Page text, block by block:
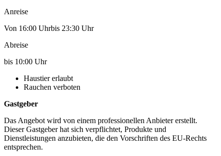
Anreise
Von 16:00 Uhrbis 23:30 Uhr
Abreise
bis 10:00 Uhr
Haustier erlaubt
Rauchen verboten
Gastgeber
Das Angebot wird von einem professionellen Anbieter erstellt.
Dieser Gastgeber hat sich verpflichtet, Produkte und
Dienstleistungen anzubieten, die den Vorschriften des EU-Rechts
entsprechen.